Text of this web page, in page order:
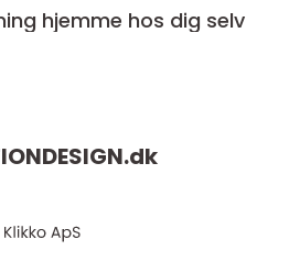
hjemme hos dig selv
dk